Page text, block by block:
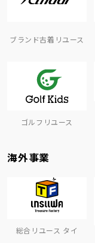
ブランド古着リユース
ゴルフリユース
海外事業
総合リユース タイ